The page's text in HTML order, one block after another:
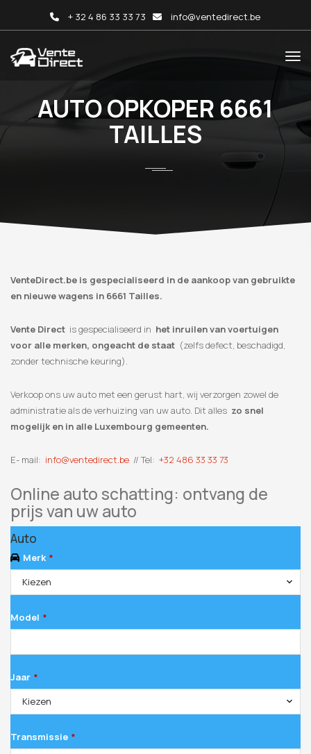
+ 32 4 86 33 33 73 info@ventedirect.be
AUTO OPKOPER 6661
TAILLES
VenteDirect.be is gespecialiseerd in de aankoop van gebruikte
en nieuwe wagens in 6661 Tailles.
Vente Direct is gespecialiseerd in het inruilen van voertuigen
voor alle merken, ongeacht de staat (zelfs defect, beschadigd,
zonder technische keuring).
Verkoop ons uw auto met een gerust hart, wij verzorgen zowel de
administratie als de verhuizing van uw auto. Dit alles zo snel
mogelijk en in alle Luxembourg gemeenten.
E- mail: info@ventedirect.be // Tel: +32 486 33 33 73
Online auto schatting: ontvang de
prijs van uw auto
Auto
Merk *
Kiezen
Model *
Jaar *
Kiezen
Transmissie *